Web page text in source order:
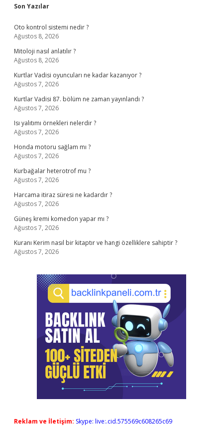
Sidebar
Son Yazılar
Oto kontrol sistemi nedir ?
Ağustos 8, 2026
Mitoloji nasıl anlatılır ?
Ağustos 8, 2026
Kurtlar Vadisi oyuncuları ne kadar kazanıyor ?
Ağustos 7, 2026
Kurtlar Vadisi 87. bölüm ne zaman yayınlandı ?
Ağustos 7, 2026
Isı yalıtımı örnekleri nelerdir ?
Ağustos 7, 2026
Honda motoru sağlam mı ?
Ağustos 7, 2026
Kurbağalar heterotrof mu ?
Ağustos 7, 2026
Harcama itiraz süresi ne kadardır ?
Ağustos 7, 2026
Güneş kremi komedon yapar mı ?
Ağustos 7, 2026
Kuranı Kerim nasıl bir kitaptır ve hangi özelliklere sahiptir ?
Ağustos 7, 2026
Reklam ve İletişim: Skype: live:.cid.575569c608265c69